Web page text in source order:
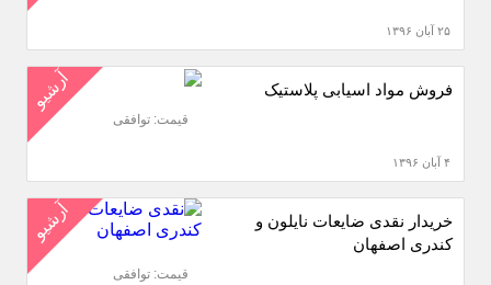
۲۵ آبان ۱۳۹۶
آرشیو فروش مواد اسیابی پلاستیک
۴ آبان ۱۳۹۶
قیمت: توافقی
آرشیو
خریدار نقدی ضایعات نایلون و
کندری اصفهان
قیمت: توافقی